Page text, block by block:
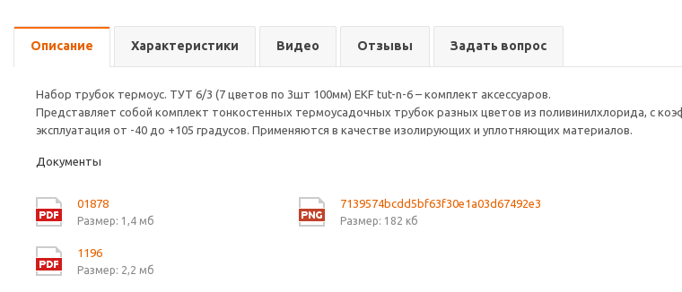
Описание Характеристики Видео Отзывы Задать вопрос
Набор трубок термоус. ТУТ 6/3 (7 цветов по 3шт 100мм) EKF tut-n-6 – комплект аксессуаров.
Представляет собой комплект тонкостенных термоусадочных трубок разных цветов из поливинилхлорида, с
эксплуатация от -40 до +105 градусов. Применяются в качестве изолирующих и уплотняющих материалов.
Документы
01878
Размер: 1,4 мб
1196
Размер: 2,2 мб
7139574bcdd5bf63f30e1a03d67492e3
Размер: 182 кб